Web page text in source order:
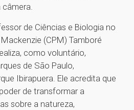
câmera.
de Ciências e Biologia no
(CPM) Tamboré
como voluntário,
de São Paulo,
Ibirapuera. Ele acredita que
de transformar a
sobre a natureza,